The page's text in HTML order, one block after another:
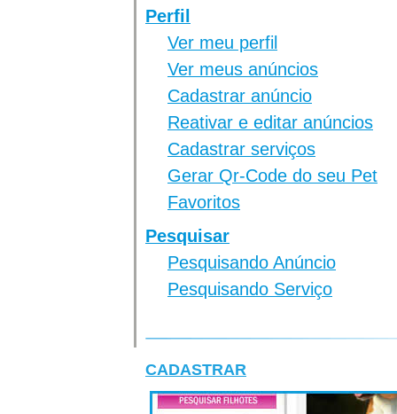
Perfil
Ver meu perfil
Ver meus anúncios
Cadastrar anúncio
Reativar e editar anúncios
Cadastrar serviços
Gerar Qr-Code do seu Pet
Favoritos
Pesquisar
Pesquisando Anúncio
Pesquisando Serviço
CADASTRAR